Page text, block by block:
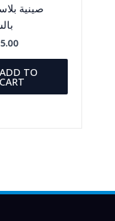
صينية
5.00
ADD TO
CART